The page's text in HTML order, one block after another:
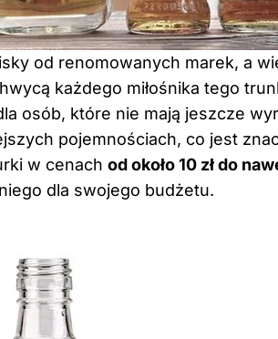
od renomowanych marek, a
każdego miłośnika tego
osób, które nie mają jeszcze
pojemnościach, co jest
w cenach od około 10 zł do
dla swojego budżetu.